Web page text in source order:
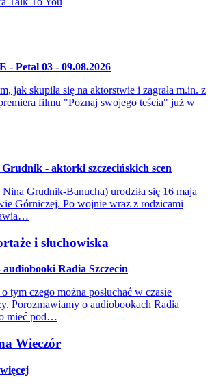
Petal 03 - 09.08.2026
jak skupiła się na aktorstwie i zagrała m.in. z
filmu "Poznaj swojego teścia" już w
- aktorki szczecińskich scen
Grudnik-Banucha) urodziła się 16 maja
Górniczej. Po wojnie wraz z rodzicami
i słuchowiska
Radia Szczecin
tym czego można posłuchać w czasie
Porozmawiamy o audiobookach Radia
mieć pod…
Wieczór